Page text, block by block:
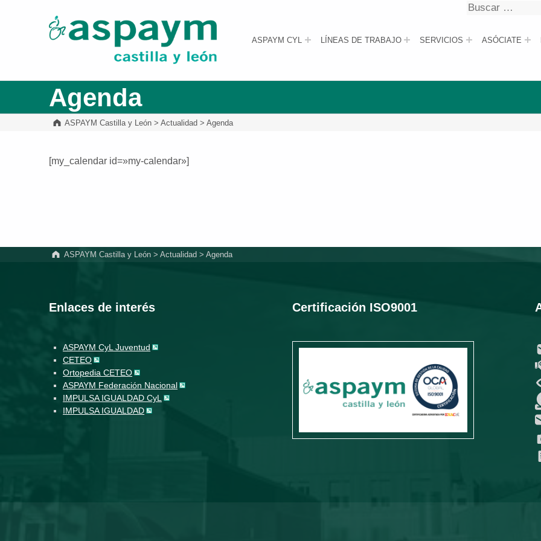
ASPAYM Castilla y León
ASPAYM CYL LÍNEAS DE TRABAJO SERVICIOS ASÓCIATE
Buscar
Agenda
ASPAYM Castilla y León >Actualidad >Agenda
[my_calendar id=»my-calendar»]
ASPAYM Castilla y León> Actualidad > Agenda
Enlaces de interés
ASPAYM CyL Juventud
CETEO
Ortopedia CETEO
ASPAYM Federación Nacional
IMPULSA IGUALDAD CyL
IMPULSA IGUALDAD
Certificación ISO9001